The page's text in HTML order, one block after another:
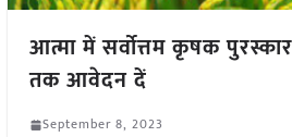
आत्मा में सर्वोत्तम कृषक
तक आवेदन दें
September 8, 2023